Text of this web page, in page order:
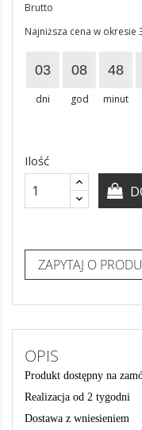
OPIS
Produkt dostępny na
Realizacja od 2 tygodni
Dostawa z wniesieniem
Brutto
Najniższa cena w
03
dni
08
god
48
minut
Ilość
ZAPYTAJ O